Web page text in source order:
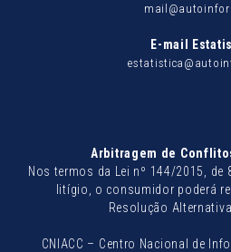
E-mail
Arbitragem de
Nos termos da Lei nº 144/2015, de
litígio, o consumidor poderá
Resolução
CNIACC – Centro Nacional de